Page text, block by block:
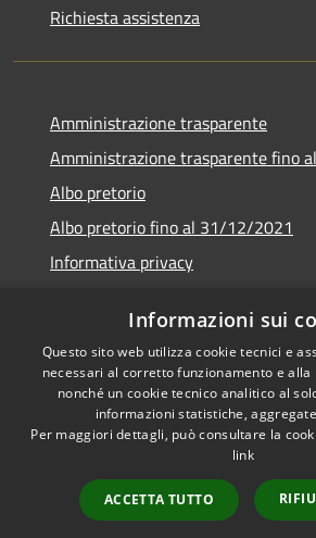
Richiesta assistenza
Amministrazione trasparente
Amministrazione trasparente fino
Albo pretorio
Albo pretorio fino al 31/12/2021
Informativa privacy
Dichiarazione di accessibilità
RSS
Informazioni sui
Questo sito web utilizza cookie tecnici e
necessari al corretto funzionamento e alla
nonché un cookie tecnico analitico al
informazioni statistiche,
Per maggiori dettagli, può consultare la
link
ACCETTA TUTTO